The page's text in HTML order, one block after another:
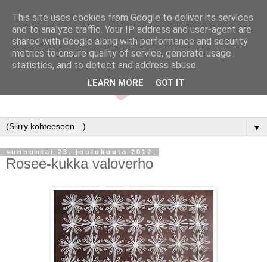
▼
sunnuntai 23. joulukuuta 2012
Rosee-kukka valoverho
This site uses cookies from Google to deliver its services
and to analyze traffic. Your IP address and user-agent are
shared with Google along with performance and security
metrics to ensure quality of service, generate usage
statistics, and to detect and address abuse.
LEARN MORE GOT IT